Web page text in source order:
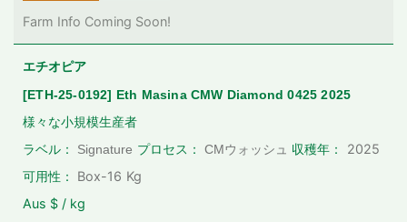
Farm Info Coming Soon!
エチオピア
[ETH-25-0192] Eth Masina CMW Diamond 0425 2025
様々な小規模生産者
ラベル：
Signature プロセス： CMウォッシュ 収穫年：
2025
可用性：
Box-16 Kg
Aus $ / kg